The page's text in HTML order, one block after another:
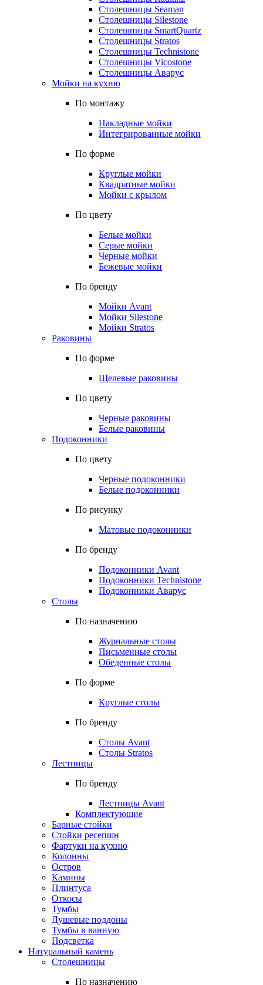
Столешницы Seaman
Столешницы Silestone
Столешницы SmartQuartz
Столешницы Stratos
Столешницы Technistone
Столешницы Vicostone
Столешницы Аварус
Мойки на кухню
По монтажу
Накладные мойки
Интегрированные мойки
По форме
Круглые мойки
Квадратные мойки
Мойки с крылом
По цвету
Белые мойки
Серые мойки
Черные мойки
Бежевые мойки
По бренду
Мойки Avant
Мойки Silestone
Мойки Stratos
Раковины
По форме
Щелевые раковины
По цвету
Черные раковины
Белые раковины
Подоконники
По цвету
Черные подоконники
Белые подоконники
По рисунку
Матовые подоконники
По бренду
Подоконники Avant
Подоконники Technistone
Подоконники Аварус
Столы
По назначению
Журнальные столы
Письменные столы
Обеденные столы
По форме
Круглые столы
По бренду
Столы Avant
Столы Stratos
Лестницы
По бренду
Лестницы Avant
Комплектующие
Барные стойки
Стойки ресепшн
Фартуки на кухню
Колонны
Остров
Камины
Плинтуса
Откосы
Тумбы
Душевые поддоны
Тумбы в ванную
Подсветка
Натуральный камень
Столешницы
По назначению